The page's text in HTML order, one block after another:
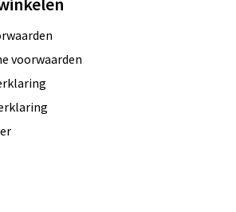
voorwaarden